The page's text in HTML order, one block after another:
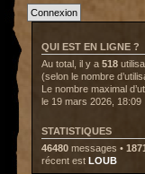
QUI EST EN LIGNE ?
Au total, il y a 518
(selon le nombre
Le nombre maximal
le 19 mars 2026, 18:09
STATISTIQUES
46480 messages •
récent est LOUB